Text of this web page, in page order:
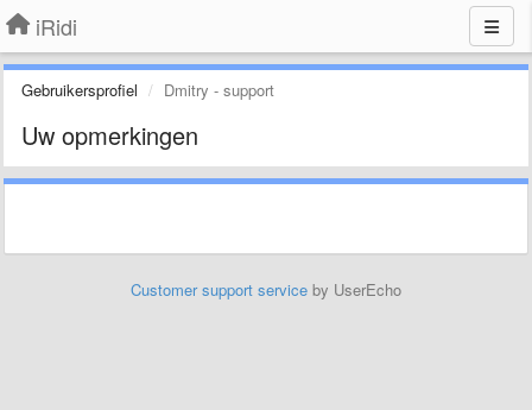
iRidi
Gebruikersprofiel Dmitry - support
Uw opmerkingen
Customer support service by UserEcho